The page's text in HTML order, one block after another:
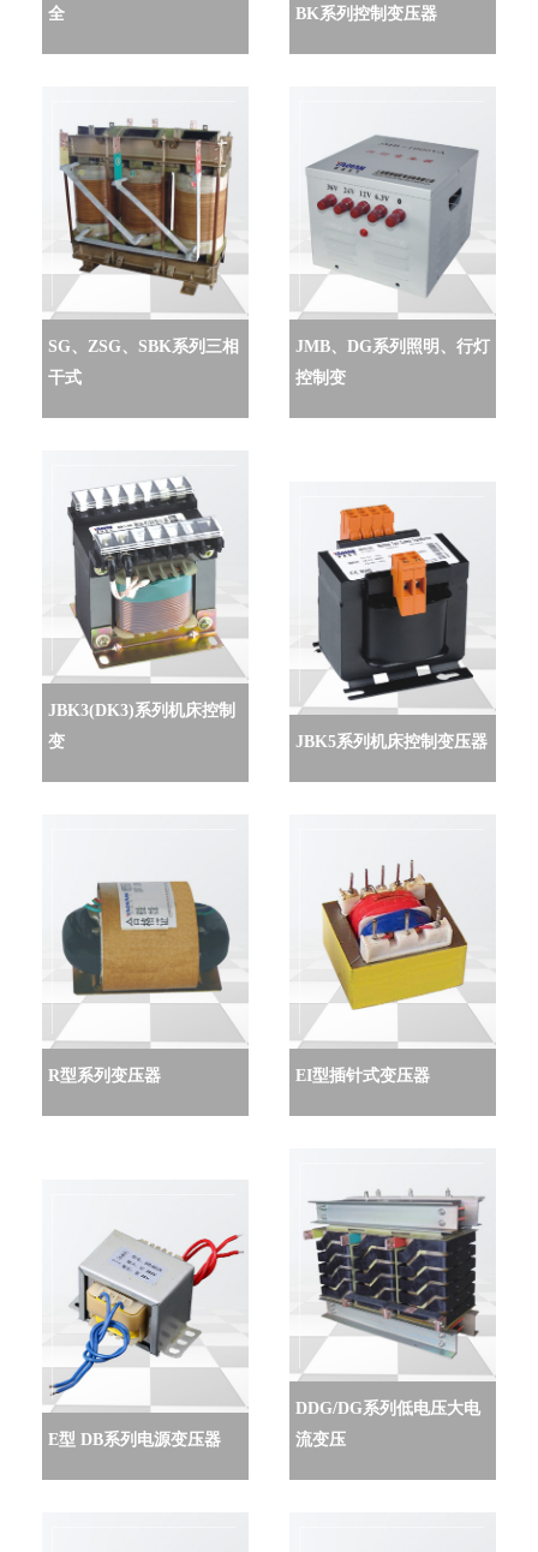
全
BK系列控制变压器
SG、ZSG、SBK系列三相
干式
JMB、DG系列照明、行灯
控制变
JBK3(DK3)系列机床控制
变
JBK5系列机床控制变压器
R型系列变压器 EI型插针式变压器
E型 DB系列电源变压器
DDG/DG系列低电压大电
流变压